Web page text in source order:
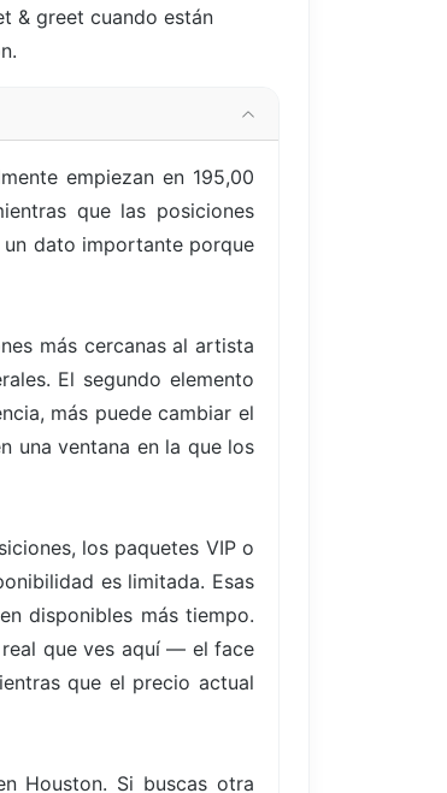
& greet cuando están
empiezan en 195,00
que las posiciones
un dato importante porque
más cercanas al artista
El segundo elemento
más puede cambiar el
una ventana en la que los
los paquetes VIP o
es limitada. Esas
disponibles más tiempo.
que ves aquí — el face
que el precio actual
Houston. Si buscas otra